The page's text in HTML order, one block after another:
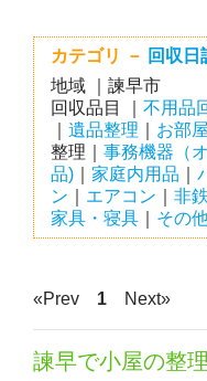
カテゴリ － 回収日
地域 ｜諫早市
回収品目 ｜ 不用品
遺品整理 お部
整理｜ 事務機器（
品)
家庭内用品
ン
エアコン 非
家具・寝具
その
«Prev 1 Next»
諫早で小屋の整